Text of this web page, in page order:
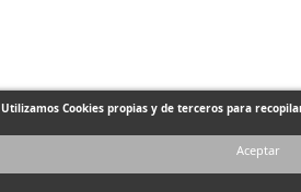
Utilizamos Cookies propias y de terceros para
Aceptar